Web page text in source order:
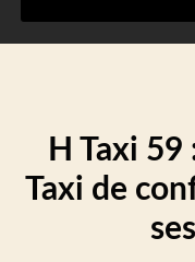
H Taxi
Taxi de